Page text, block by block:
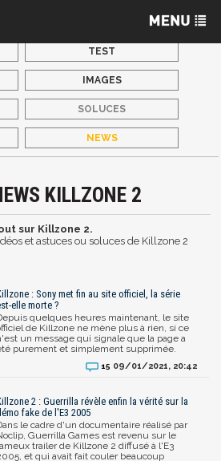
TEST
IMAGES
SOLUCES
NEWS
KILLZONE 2
sur Killzone 2.
et astuces ou soluces de Killzone 2
: Sony met fin au site officiel, la série
elle morte ?
quelques heures maintenant, le site
de Killzone ne mène plus à rien, si ce
un message qui signale que la page a
purement et simplement supprimée.
15 09/01/2021, 20:42
2 : Guerrilla révèle enfin la vérité sur la
fake de l'E3 2005
le cadre d'un documentaire réalisé par
Guerrilla Games est revenu sur le
trailer de Killzone 2 diffusé à l'E3
et qui avait fait couler beaucoup